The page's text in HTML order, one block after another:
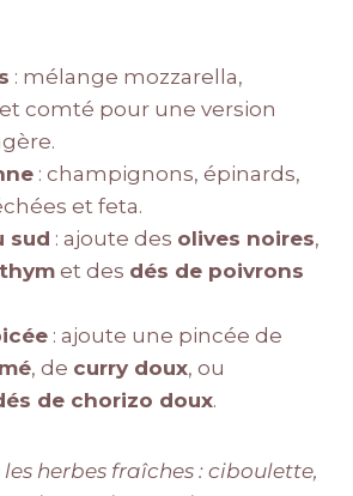
: mélange mozzarella,
comté pour une version
: champignons, épinards,
et feta.
sud : ajoute des olives noires,
thym et des dés de poivrons
: ajoute une pincée de
, de curry doux, ou
de chorizo doux.
les herbes fraîches : ciboulette,